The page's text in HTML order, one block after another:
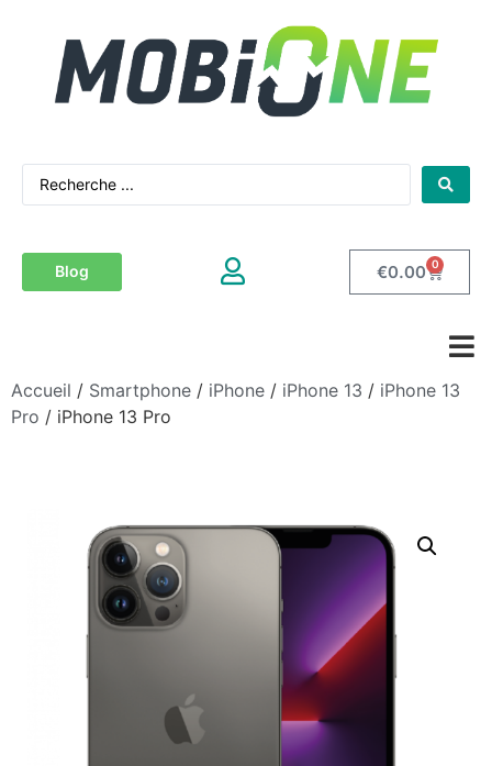
Blog €0.00 0
Accueil / Smartphone / iPhone / iPhone 13 / iPhone 13
Pro / iPhone 13 Pro